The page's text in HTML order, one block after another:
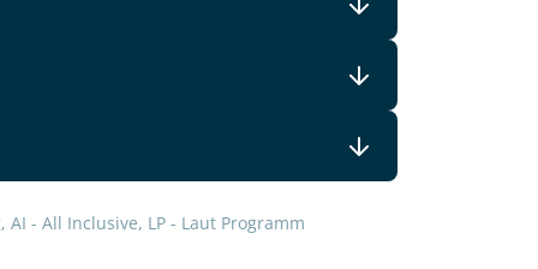
AI - All Inclusive, LP - Laut Programm